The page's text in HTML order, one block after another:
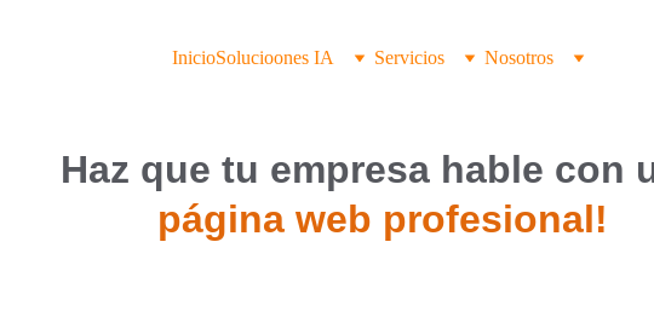
InicioSolucioones IA Servicios Nosotros
Haz que tu empresa hable con
página web profesional!